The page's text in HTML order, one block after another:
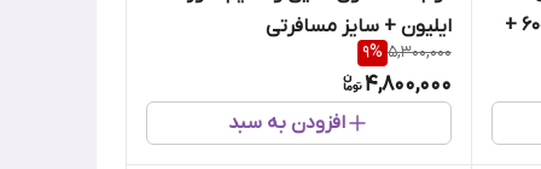
سرامید آتو لوشن 10-Free حجم 600 +
ایلیون + سایز مسافرتی
5,300,000
9%
4,800,000
افزودن به سبد